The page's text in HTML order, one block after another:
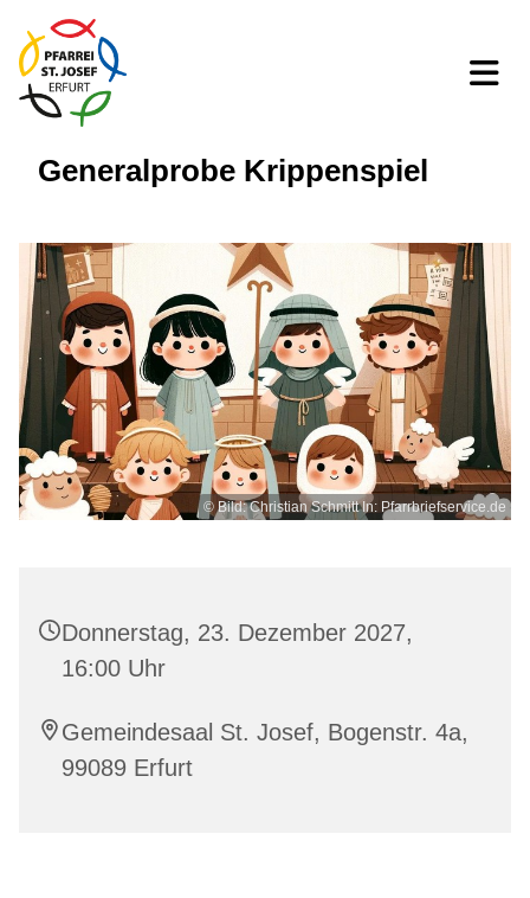
Generalprobe Krippenspiel
© Bild: Christian Schmitt In: Pfarrbriefservice.de
Donnerstag, 23. Dezember 2027,
16:00 Uhr
Gemeindesaal St. Josef, Bogenstr. 4a,
99089 Erfurt